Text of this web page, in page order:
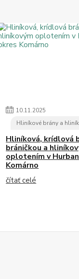
10.11.2025
Hliníkové brány a
Hliníková, krídlová
bráničkou a
oplotením v
Komárno
čítať celé